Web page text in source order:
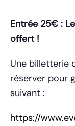
Entrée 25€ :
offert !
Une billetterie
réserver pour
suivant :
https://